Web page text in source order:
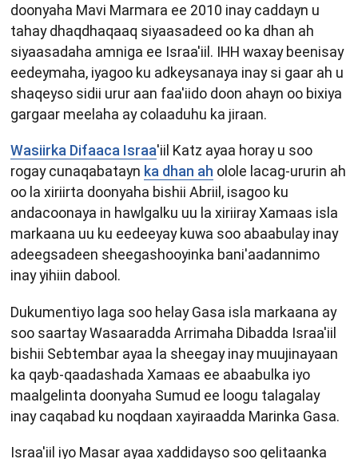
doonyaha Mavi Marmara ee 2010 inay caddayn u
tahay dhaqdhaqaaq siyaasadeed oo ka dhan ah
siyaasadaha amniga ee Israa'iil. IHH waxay beenisay
eedeymaha, iyagoo ku adkeysanaya inay si gaar ah u
shaqeyso sidii urur aan faa'iido doon ahayn oo bixiya
gargaar meelaha ay colaaduhu ka jiraan.
Wasiirka Difaaca Israa'iil Katz ayaa horay u soo
rogay cunaqabatayn ka dhan ah olole lacag-ururin ah
oo la xiriirta doonyaha bishii Abriil, isagoo ku
andacoonaya in hawlgalku uu la xiriiray Xamaas isla
markaana uu ku eedeeyay kuwa soo abaabulay inay
adeegsadeen sheegashooyinka bani'aadannimo
inay yihiin dabool.
Dukumentiyo laga soo helay Gasa isla markaana ay
soo saartay Wasaaradda Arrimaha Dibadda Israa'iil
bishii Sebtembar ayaa la sheegay inay muujinayaan
ka qayb-qaadashada Xamaas ee abaabulka iyo
maalgelinta doonyaha Sumud ee loogu talagalay
inay caqabad ku noqdaan xayiraadda Marinka Gasa.
Israa'iil iyo Masar ayaa xaddidayso soo gelitaanka